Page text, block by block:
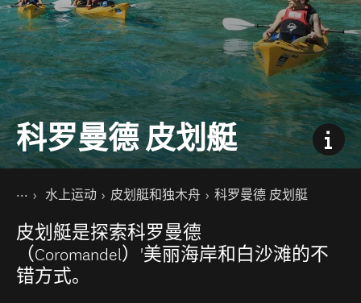
科罗曼德 皮划艇
你的位置
主页水上运动 皮划艇和独木舟 科罗曼德 皮划艇
皮划艇是探索科罗曼德
（Coromandel）'美丽海岸和白沙滩的不
错方式。